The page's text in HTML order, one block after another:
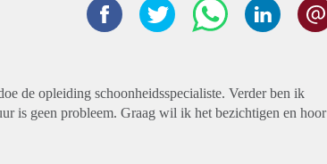
de opleiding schoonheidsspecialiste. Verder ben ik
is geen probleem. Graag wil ik het bezichtigen en hoor